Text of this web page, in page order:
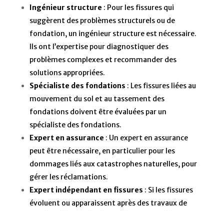
Ingénieur structure : Pour les fissures qui
suggèrent des problèmes structurels ou de
fondation, un ingénieur structure est nécessaire.
Ils ont l’expertise pour diagnostiquer des
problèmes complexes et recommander des
solutions appropriées.
Spécialiste des fondations : Les fissures liées au
mouvement du sol et au tassement des
fondations doivent être évaluées par un
spécialiste des fondations.
Expert en assurance : Un expert en assurance
peut être nécessaire, en particulier pour les
dommages liés aux catastrophes naturelles, pour
gérer les réclamations.
Expert indépendant en fissures : Si les fissures
évoluent ou apparaissent après des travaux de